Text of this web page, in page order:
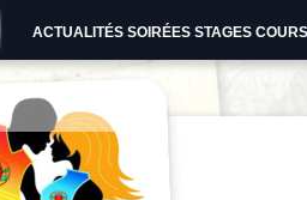
ACTUALITÉS SOIRÉES STAGES COURS